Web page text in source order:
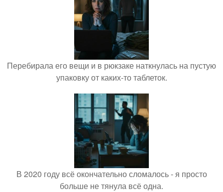
Перебирала его вещи и в рюкзаке наткнулась на пустую
упаковку от каких-то таблеток.
В 2020 году всё окончательно сломалось - я просто
больше не тянула всё одна.